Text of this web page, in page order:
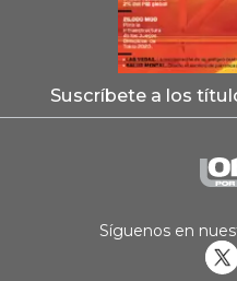
Suscríbete a los
Síguenos en